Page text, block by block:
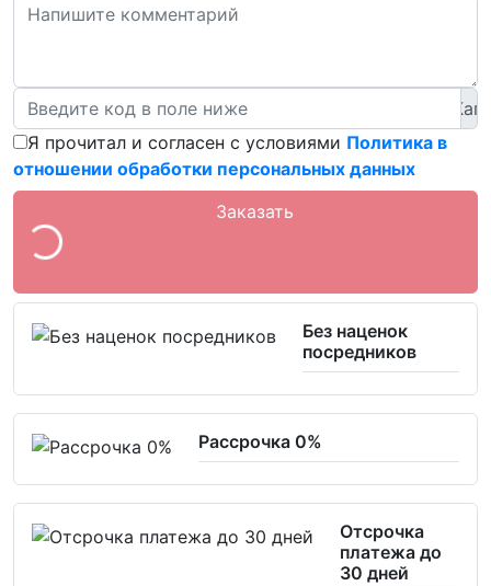
Я прочитал и согласен с условиями Политика в
отношении обработки персональных данных
Заказать
Без наценок
посредников
Рассрочка 0%
Отсрочка
платежа до
30 дней